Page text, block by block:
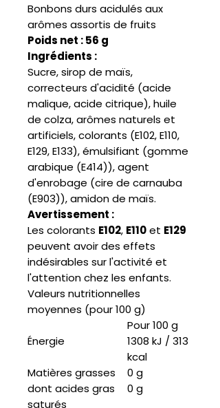
Bonbons durs acidulés aux
arômes assortis de fruits
Poids net : 56 g
Ingrédients :
Sucre, sirop de maïs,
correcteurs d'acidité (acide
malique, acide citrique), huile
de colza, arômes naturels et
artificiels, colorants (E102, E110,
E129, E133), émulsifiant (gomme
arabique (E414)), agent
d'enrobage (cire de carnauba
(E903)), amidon de maïs.
Avertissement :
Les colorants E102, E110et E129
peuvent avoir des effets
indésirables sur l'activité et
l'attention chez les enfants.
Valeurs nutritionnelles
moyennes (pour 100 g)
Pour 100 g
Énergie
1308 kJ / 313
kcal
Matières grasses
0 g
dont acides gras
saturés
0 g